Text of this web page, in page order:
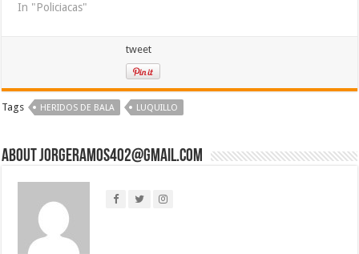
In "Policiacas"
tweet
Tags HERIDOS DE BALA LUQUILLO
About jorgeramos402@gmail.com